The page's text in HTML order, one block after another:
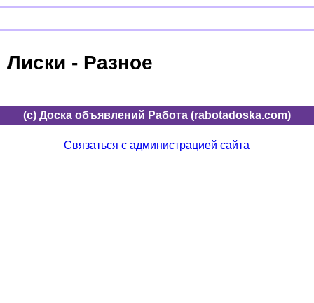
Лиски - Разное
(c) Доска объявлений Работа (rabotadoska.com)
Связаться с администрацией сайта